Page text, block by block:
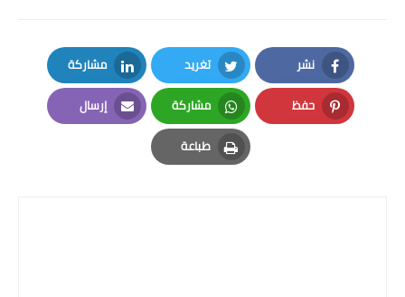
العطل
صحة وطب
فن ومشاهير
العامة
نشر
Facebook
تغريد
Twitter
مشاركة
LinkedIn
حفظ
Pinterest
مشاركة
Whatsapp
إرسال
Email
طباعة
Print